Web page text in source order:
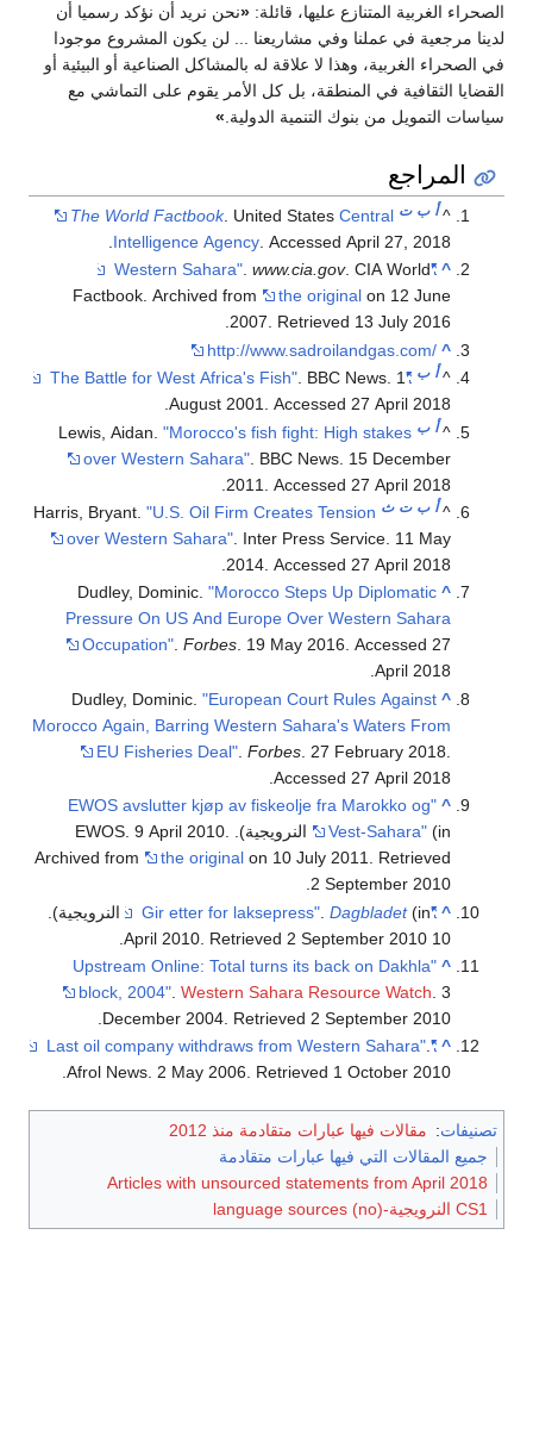
الصحراء الغربية المتنازع عليها، قائلة: «نحن نريد أن نؤكد رسميا أن
لدينا مرجعية في عملنا وفي مشاريعنا ... لن يكون المشروع موجودا
في الصحراء الغربية، وهذا لا علاقة له بالمشاكل الصناعية أو البيئية أو
القضايا الثقافية في المنطقة، بل كل الأمر يقوم على التماشي مع
سياسات التمويل من بنوك التنمية الدولية.»
المراجع
^أ ب ت The World Factbook. United StatesCentral
Intelligence Agency . Accessed April 27, 2018.
^
"Western Sahara"
.www.cia.gov. CIA World
Factbook. Archived from
the original on 12 June
2007. Retrieved 13 July 2016
.
^
http://www.sadroilandgas.com/
^أ ب "The Battle for West Africa's Fish"
. BBC News. 1
August 2001. Accessed 27 April 2018.
^أ ب Lewis, Aidan."Morocco's fish fight: High stakes
over Western Sahara" . BBC News. 15 December
2011. Accessed 27 April 2018.
^أ ب ت ث Harris, Bryant."U.S. Oil Firm Creates Tension
over Western Sahara" . Inter Press Service. 11 May
2014. Accessed 27 April 2018.
^
Dudley, Dominic."Morocco Steps Up Diplomatic
Pressure On US And Europe Over Western Sahara
Occupation".Forbes. 19 May 2016. Accessed 27
April 2018.
^
Dudley, Dominic."European Court Rules Against
Morocco Again, Barring Western Sahara's Waters From
EU Fisheries Deal" .Forbes . 27 February 2018.
Accessed 27 April 2018.
^
"EWOS avslutter kjøp av fiskeolje fra Marokko og
Vest-Sahara"
(in النرويجية). EWOS. 9 April 2010.
Archived from
the original on 10 July 2011
. Retrieved
2 September 2010
^
"Gir etter for laksepress"
.Dagbladet
(in النرويجية).
10 April 2010
. Retrieved 2 September 2010
.
^
"Upstream Online: Total turns its back on Dakhla
block, 2004" .Western Sahara Resource Watch . 3
December 2004 . Retrieved 2 September 2010
^
"Last oil company withdraws from Western Sahara"
.
Afrol News. 2 May 2006. Retrieved 1 October 2010
.
تصنيفات: مقالات فيها عبارات متقادمة منذ 2012
جميع المقالات التي فيها عبارات متقادمة
Articles with unsourced statements from April 2018
CS1 النرويجية-language sources (no)